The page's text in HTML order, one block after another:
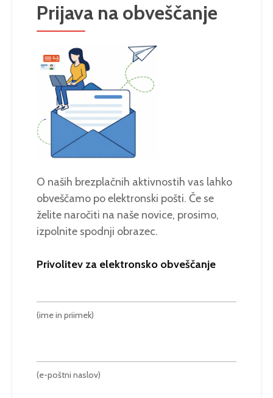
Prijava na obveščanje
O naših brezplačnih aktivnostih vas lahko
obveščamo po elektronski pošti. Če se
želite naročiti na naše novice, prosimo,
izpolnite spodnji obrazec.
Privolitev za elektronsko obveščanje
(ime in priimek)
(e-poštni naslov)